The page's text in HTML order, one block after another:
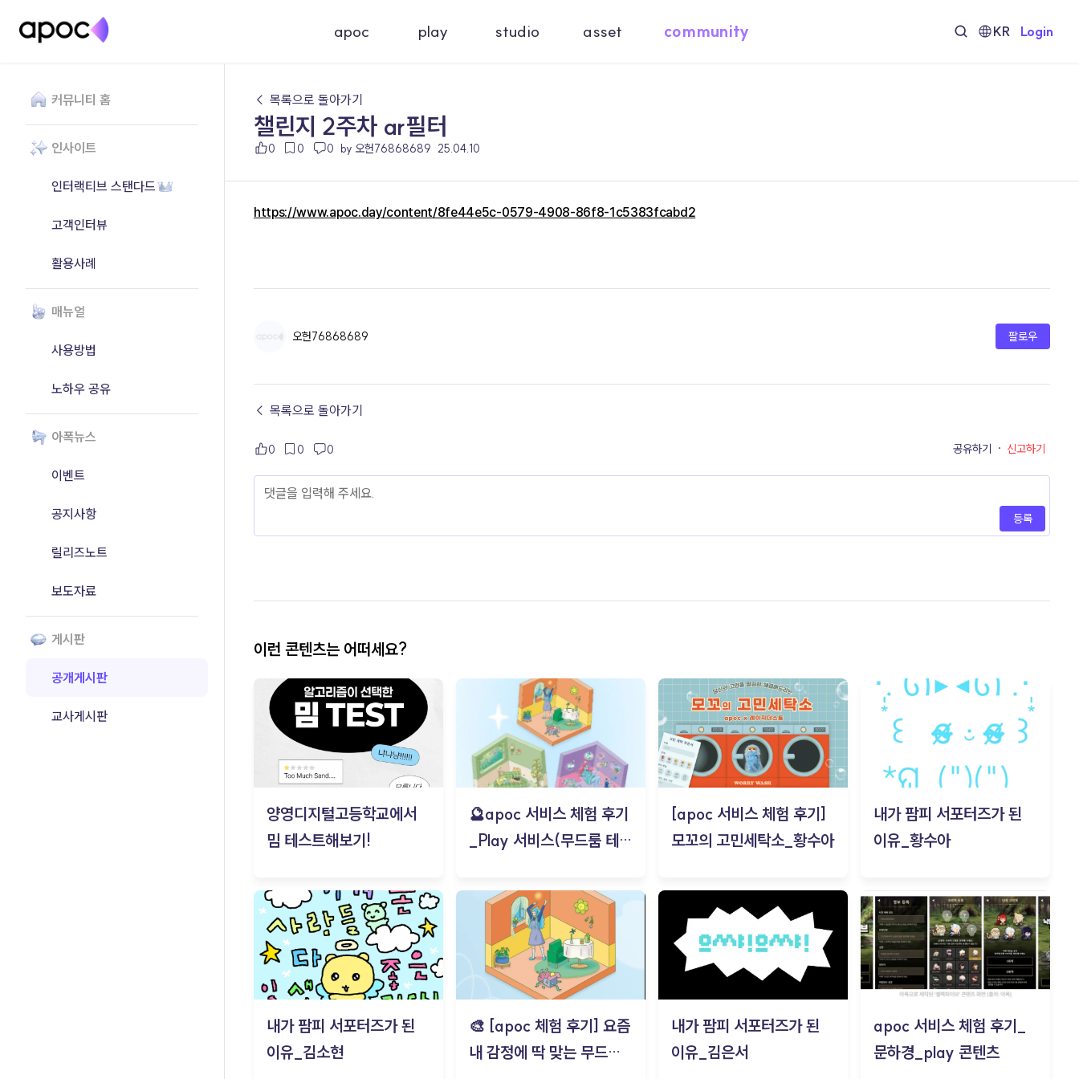
apoc play studio asset community KR Login
커뮤니티 홈
인사이트
인터랙티브 스탠다드
고객인터뷰
활용사례
매뉴얼
사용방법
노하우 공유
아폭뉴스
이벤트
공지사항
릴리즈노트
보도자료
게시판
공개게시판
교사게시판
← 목록으로 돌아가기
챌린지 2주차 ar필터
0 0 0 by 오헌76868689 25.04.10
https://www.apoc.day/content/8fe44e5c-0579-4908-86f8-1c5383fcabd2
오헌76868689 팔로우
← 목록으로 돌아가기
0 0 0 공유하기 · 신고하기
등록
이런 콘텐츠는 어떠세요?
양영디지털고등학교에서
밈 테스트해보기!
🔮apoc 서비스 체험 후기
_Play 서비스(무드룸 테스
[apoc 서비스 체험 후기]
모꼬의 고민세탁소_황수아
내가 팜피 서포터즈가 된
이유_황수아
내가 팜피 서포터즈가 된
이유_김소현
🎨 [apoc 체험 후기] 요즘
내 감정에 딱 맞는 무드룸
내가 팜피 서포터즈가 된
이유_김은서
apoc 서비스 체험 후기_
문하경_play 콘텐츠